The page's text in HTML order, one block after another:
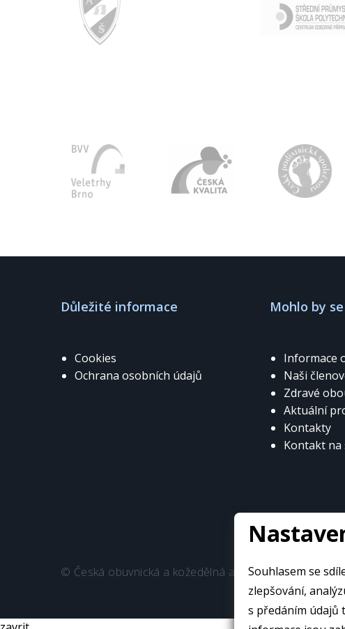
Důležité informace
Cookies
Ochrana osobních údajů
Mohlo by
Informace
Naši
Zdravé
Aktuální
Kontakty
Kontakt na
© Česká obuvnická a kožedělná asociaceSouhlasem se
zlepšování, analýzu a
s předáním údajů